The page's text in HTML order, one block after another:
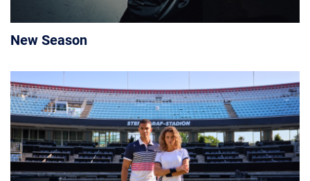
New Season